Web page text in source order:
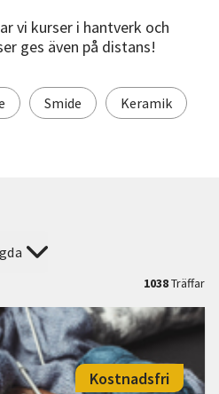
vi kurser i hantverk och
ges även på distans!
Smide Keramik
1038Träffar
Kostnadsfri